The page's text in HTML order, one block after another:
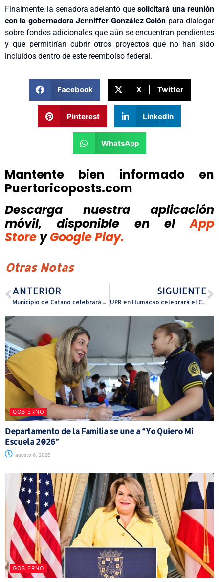
Finalmente, la senadora adelantó quesolicitará una reunión
con la gobernadora Jenniffer González Colón para dialogar
sobre fondos adicionales que aún se encuentran pendientes
y que permitirían cubrir otros proyectos que no han sido
incluidos dentro de este reembolso federal.
Facebook X | Twitter
Pinterest LinkedIn
WhatsApp
Mantente bien informado en
Puertoricoposts.com
Descarga nuestra aplicación
móvil, disponible
en el
App
Store y Google Play.
Otras Notas
ANTERIOR
Municipio de Cataño celebrará el Segundo Festival Adaptado “I CAN DO IT” para niños con diversidad funcional y sus familias
SIGUIENTE
UPR en Humacao celebrará el Cuarto Conversatorio de la Mujer en el Deporte
GOBIERNO
Departamento de la Familia se une a “Yo Quiero Mi
Escuela 2026”
agosto 6, 2026
GOBIERNO